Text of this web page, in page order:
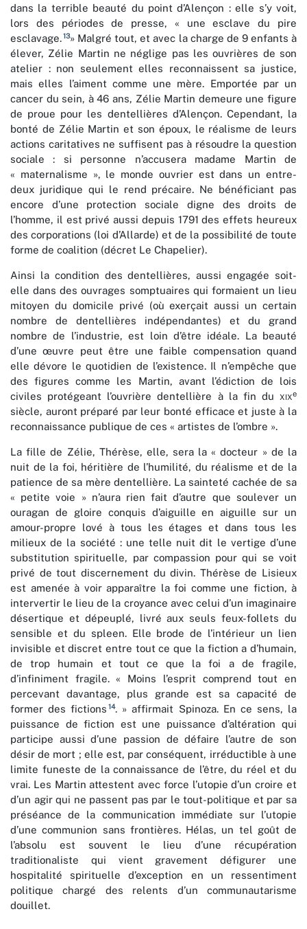
dans la terrible beauté du point d’Alençon : elle s’y voit,
lors des périodes de presse, « une esclave du pire
esclavage.13» Malgré tout, et avec la charge de 9 enfants à
élever, Zélie Martin ne néglige pas les ouvrières de son
atelier : non seulement elles reconnaissent sa justice,
mais elles l’aiment comme une mère. Emportée par un
cancer du sein, à 46 ans, Zélie Martin demeure une figure
de proue pour les dentellières d’Alençon. Cependant, la
bonté de Zélie Martin et son époux, le réalisme de leurs
actions caritatives ne suffisent pas à résoudre la question
sociale : si personne n’accusera madame Martin de
« maternalisme », le monde ouvrier est dans un entre-
deux juridique qui le rend précaire. Ne bénéficiant pas
encore d’une protection sociale digne des droits de
l’homme, il est privé aussi depuis 1791 des effets heureux
des corporations (loi d’Allarde) et de la possibilité de toute
forme de coalition (décret Le Chapelier).
Ainsi la condition des dentellières, aussi engagée soit-
elle dans des ouvrages somptuaires qui formaient un lieu
mitoyen du domicile privé (où exerçait aussi un certain
nombre de dentellières indépendantes) et du grand
nombre de l’industrie, est loin d’être idéale. La beauté
d’une œuvre peut être une faible compensation quand
elle dévore le quotidien de l’existence. Il n’empêche que
des figures comme les Martin, avant l’édiction de lois
civiles protégeant l’ouvrière dentellière à la fin du xixe
siècle, auront préparé par leur bonté efficace et juste à la
reconnaissance publique de ces « artistes de l’ombre ».
La fille de Zélie, Thérèse, elle, sera la « docteur » de la
nuit de la foi, héritière de l’humilité, du réalisme et de la
patience de sa mère dentellière. La sainteté cachée de sa
« petite voie » n’aura rien fait d’autre que soulever un
ouragan de gloire conquis d’aiguille en aiguille sur un
amour-propre lové à tous les étages et dans tous les
milieux de la société : une telle nuit dit le vertige d’une
substitution spirituelle, par compassion pour qui se voit
privé de tout discernement du divin. Thérèse de Lisieux
est amenée à voir apparaître la foi comme une fiction, à
intervertir le lieu de la croyance avec celui d’un imaginaire
désertique et dépeuplé, livré aux seuls feux-follets du
sensible et du spleen. Elle brode de l’intérieur un lien
invisible et discret entre tout ce que la fiction a d’humain,
de trop humain et tout ce que la foi a de fragile,
d’infiniment fragile. « Moins l’esprit comprend tout en
percevant davantage, plus grande est sa capacité de
former des fictions 14. » affirmait Spinoza. En ce sens, la
puissance de fiction est une puissance d’altération qui
participe aussi d’une passion de défaire l’autre de son
désir de mort ; elle est, par conséquent, irréductible à une
limite funeste de la connaissance de l’être, du réel et du
vrai. Les Martin attestent avec force l’utopie d’un croire et
d’un agir qui ne passent pas par le tout-politique et par sa
préséance de la communication immédiate sur l’utopie
d’une communion sans frontières. Hélas, un tel goût de
l’absolu est souvent le lieu d’une récupération
traditionaliste qui vient gravement défigurer une
hospitalité spirituelle d’exception en un ressentiment
politique chargé des relents d’un communautarisme
douillet.